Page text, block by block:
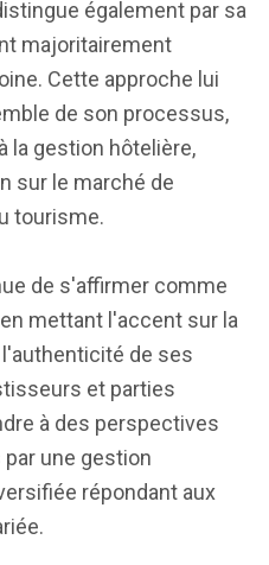
également par sa
majoritairement
Cette approche lui
de son processus,
la gestion hôtelière,
sur le marché de
tourisme.
de s'affirmer comme
mettant l'accent sur la
de ses
et parties
à des perspectives
une gestion
répondant aux